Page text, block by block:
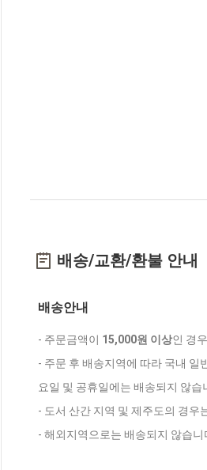
배송/교환/환불 안내
배송안내
- 주문금액이 15,000원 이상인 경
- 주문 후 배송지역에 따라 국내 일
요일 및 공휴일에는 배송되지 않습
- 도서 산간 지역 및 제주도의 경
- 해외지역으로는 배송되지 않습니